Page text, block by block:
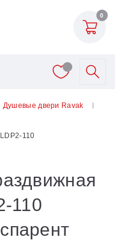
0
Душевые двери Ravak
110
110